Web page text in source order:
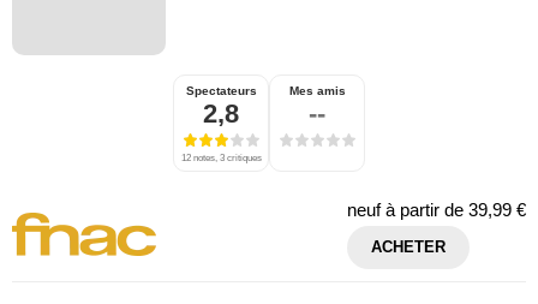
Spectateurs
2,8
12 notes, 3 critiques
Mes amis
--
neuf à partir de 39,99 €
ACHETER